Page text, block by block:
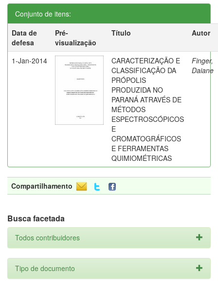
Conjunto de itens:
Data de
defesa
Pré-
visualização
Título Autor
1-Jan-2014
CARACTERIZAÇÃO E
CLASSIFICAÇÃO DA
PRÓPOLIS
PRODUZIDA NO
PARANÁ ATRAVÉS DE
MÉTODOS
ESPECTROSCÓPICOS
E
CROMATOGRÁFICOS
E FERRAMENTAS
QUIMIOMÉTRICAS
Finger,
Daiane
Compartilhamento
Busca facetada
Todos contribuidores
Tipo de documento